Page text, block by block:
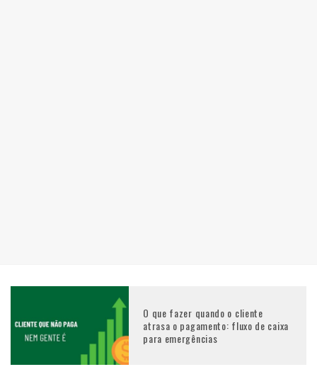
O que fazer quando o cliente
atrasa o pagamento: fluxo de caixa
para emergências